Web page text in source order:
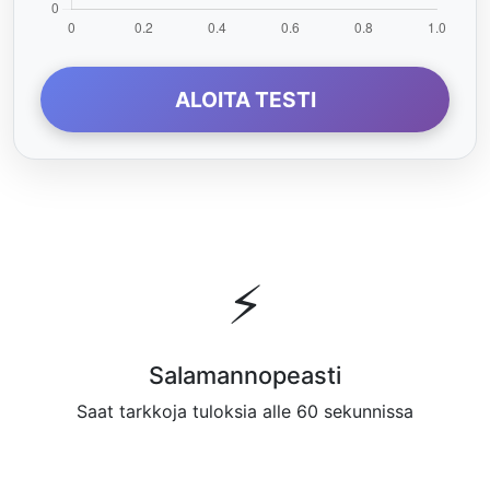
ALOITA TESTI
⚡
Salamannopeasti
Saat tarkkoja tuloksia alle 60 sekunnissa